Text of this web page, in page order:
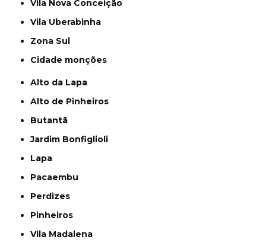
Vila Nova Conceição
Vila Uberabinha
Zona Sul
cidade monções
Alto da Lapa
Alto de Pinheiros
Butantã
Jardim Bonfiglioli
Lapa
Pacaembu
Perdizes
Pinheiros
Vila Madalena